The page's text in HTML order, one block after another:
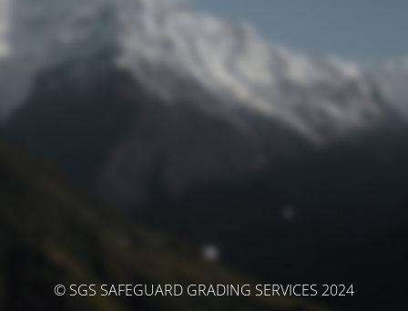
© SGS SAFEGUARD GRADING SERVICES 2024